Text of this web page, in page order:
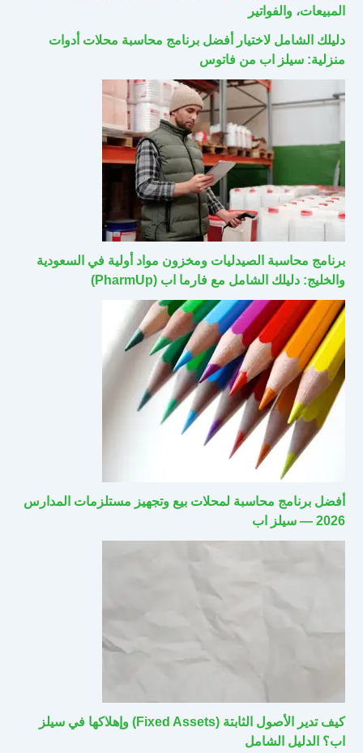
المبيعات، والفواتير
دليلك الشامل لاختيار أفضل برنامج محاسبة محلات أدوات
منزلية: سيلز اب من فاتوس
برنامج محاسبة الصيدليات ومخزون مواد أولية في السعودية
والخليج: دليلك الشامل مع فارما اب (PharmUp)
أفضل برنامج محاسبة لمحلات بيع وتجهيز مستلزمات المدارس
2026 — سيلز اب
كيف تدير الأصول الثابتة (Fixed Assets) وإهلاكها في سيلز
اب؟ الدليل الشامل